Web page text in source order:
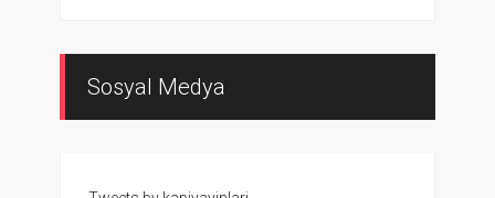
Sosyal Medya